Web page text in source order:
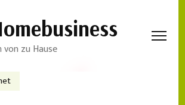
von zu Hause